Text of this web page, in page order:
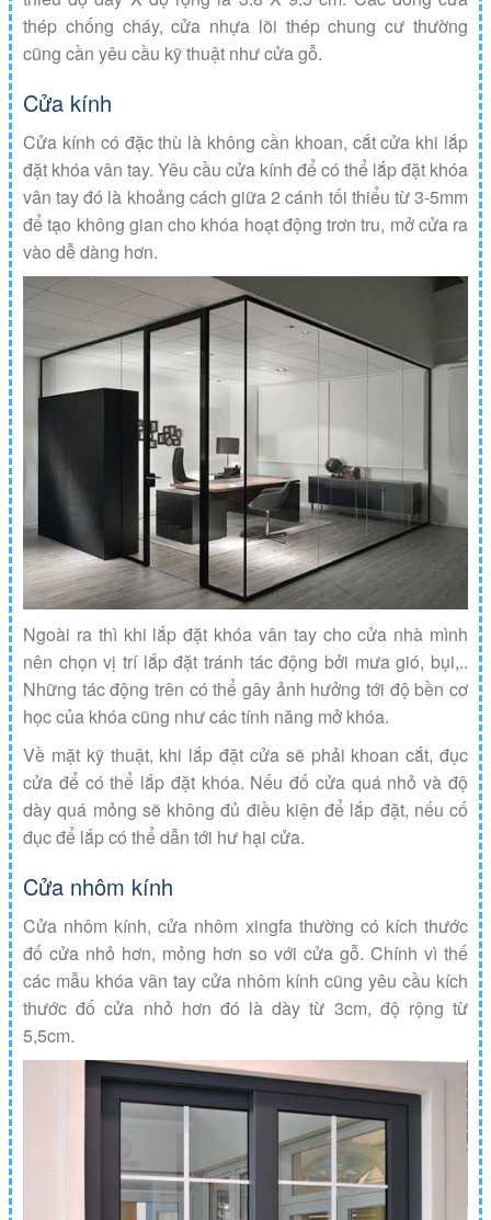
thép chống cháy, cửa nhựa lõi thép chung cư thường
cũng cần yêu cầu kỹ thuật như cửa gỗ.
Cửa kính
Cửa kính có đặc thù là không cần khoan, cắt cửa khi lắp
đặt khóa vân tay. Yêu cầu cửa kính để có thể lắp đặt khóa
vân tay đó là khoảng cách giữa 2 cánh tối thiểu từ 3-5mm
để tạo không gian cho khóa hoạt động trơn tru, mở cửa ra
vào dễ dàng hơn.
Ngoài ra thì khi lắp đặt khóa vân tay cho cửa nhà mình
nên chọn vị trí lắp đặt tránh tác động bởi mưa gió, bụi,..
Những tác động trên có thể gây ảnh hưởng tới độ bền cơ
học của khóa cũng như các tính năng mở khóa.
Về mặt kỹ thuật, khi lắp đặt cửa sẽ phải khoan cắt, đục
cửa để có thể lắp đặt khóa. Nếu đố cửa quá nhỏ và độ
dày quá mỏng sẽ không đủ điều kiện để lắp đặt, nếu cố
đục để lắp có thể dẫn tới hư hại cửa.
Cửa nhôm kính
Cửa nhôm kính, cửa nhôm xingfa thường có kích thước
đố cửa nhỏ hơn, mỏng hơn so với cửa gỗ. Chính vì thế
các mẫu khóa vân tay cửa nhôm kính cũng yêu cầu kích
thước đố cửa nhỏ hơn đó là dày từ 3cm, độ rộng từ
5,5cm.